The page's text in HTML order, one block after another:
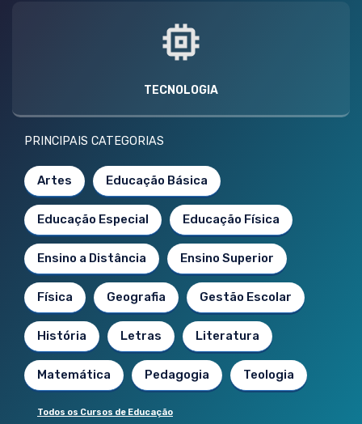
TECNOLOGIA
PRINCIPAIS CATEGORIAS
Artes Educação Básica
Educação Especial Educação Física
Ensino a Distância Ensino Superior
Física Geografia Gestão Escolar
História Letras Literatura
Matemática Pedagogia Teologia
Todos os Cursos de Educação